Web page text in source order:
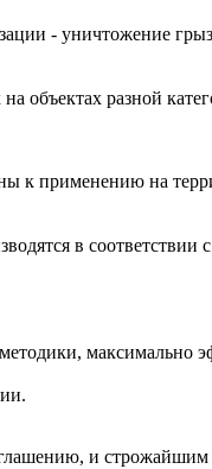
- уничтожение
объектах разной
к применению на
в
максимально
и